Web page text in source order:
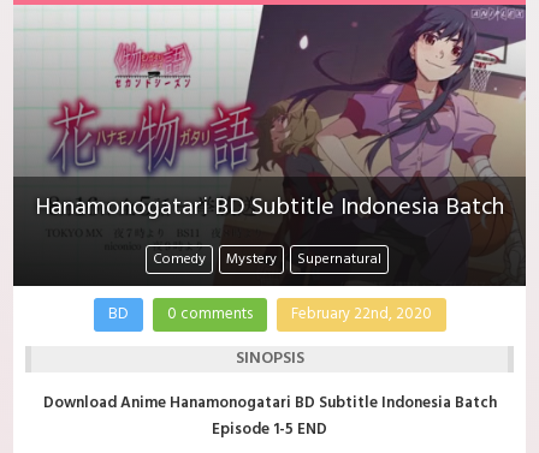
Hanamonogatari BD Subtitle Indonesia Batch
Comedy Mystery Supernatural
BD 0 comments February 22nd, 2020
SINOPSIS
Download Anime Hanamonogatari BD Subtitle Indonesia Batch
Episode 1-5 END